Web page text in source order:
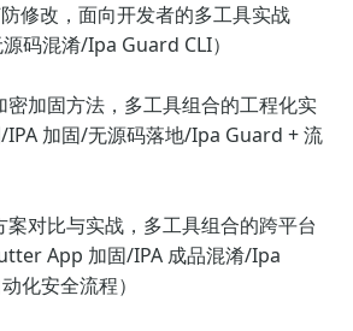
修改，面向开发者的多工具实战
源码混淆/Ipa Guard CLI）
密加固方法，多工具组合的工程化实
IPA 加固/无源码落地/Ipa Guard + 流
对比与实战，多工具组合的跨平台
App 加固/IPA 成品混淆/Ipa
化安全流程）